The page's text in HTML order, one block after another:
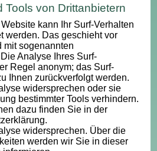
Tools von Drittanbietern
kann Ihr Surf-Verhalten
werden. Das geschieht vor
mit sogenannten
Analyse Ihres Surf-
Regel anonym; das Surf-
Ihnen zurückverfolgt werden.
widersprechen oder sie
bestimmter Tools verhindern.
dazu finden Sie in der
widersprechen. Über die
werden wir Sie in dieser